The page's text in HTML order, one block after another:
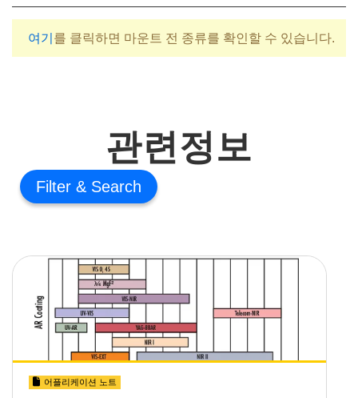
여기 를 클릭하면 마운트 전 종류를 확인할 수 있습니다.
관련정보
Filter
어플리케이션 노트